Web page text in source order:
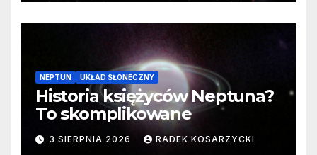
NEPTUN UKŁAD SŁONECZNY
Historia księżyców Neptuna?
To skomplikowane
3 SIERPNIA 2026 RADEK KOSARZYCKI